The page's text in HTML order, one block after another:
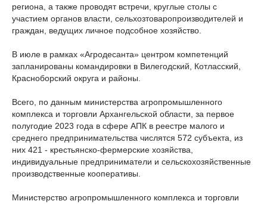
региона, а также проводят встречи, круглые столы с
участием органов власти, сельхозтоваропроизводителей и
граждан, ведущих личное подсобное хозяйство.
В июле в рамках «Агродесанта» центром компетенций
запланированы командировки в Вилегодский, Котласский,
Красноборский округа и районы.
Всего, по данным министерства агропромышленного
комплекса и торговли Архангельской области, за первое
полугодие 2023 года в сфере АПК в реестре малого и
среднего предпринимательства числятся 572 субъекта, из
них 421 - крестьянско-фермерские хозяйства,
индивидуальные предприниматели и сельскохозяйственные
производственные кооперативы.
Министерство агропромышленного комплекса и торговли